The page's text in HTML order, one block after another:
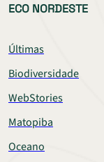
ECO NORDESTE
Últimas
Biodiversidade
WebStories
Matopiba
Oceano